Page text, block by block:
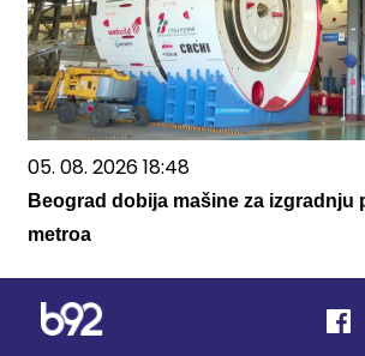
05. 08. 2026 18:48
Beograd dobija mašine za izgradnju
metroa